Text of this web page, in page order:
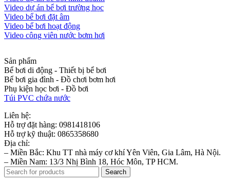
Video dự án bể bơi trường học
Video bể bơi đặt âm
Video bể bơi hoạt động
Video công viên nước bơm hơi
Sản phẩm
Bể bơi di động - Thiết bị bể bơi
Bể bơi gia đình - Đồ chơi bơm hơi
Phụ kiện học bơi - Đồ bơi
Túi PVC chứa nước
Liên hệ:
Hỗ trợ đặt hàng: 0981418106
Hỗ trợ kỹ thuật: 0865358680
Địa chỉ:
– Miền Bắc: Khu TT nhà máy cơ khí Yên Viên, Gia Lâm, Hà Nội.
– Miền Nam: 13/3 Nhị Bình 18, Hóc Môn, TP HCM.
Search